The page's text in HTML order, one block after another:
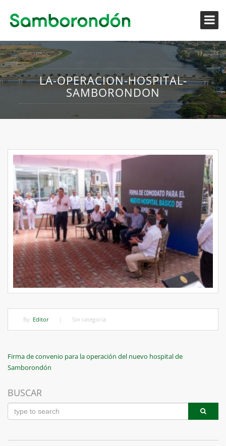
LA-OPERACION-HOSPITAL-
SAMBORONDON
By: Editor Sin categoría
Navegación
de
entradas
Previous
Post
Firma de convenio para la operación del nuevo hospital de
Samborondón
BUSCAR